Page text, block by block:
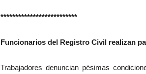
**************************
Funcionarios del Registro Civil realizan
Trabajadores denuncian pésimas